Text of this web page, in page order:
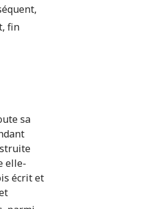
fin
sa
elle-
écrit et